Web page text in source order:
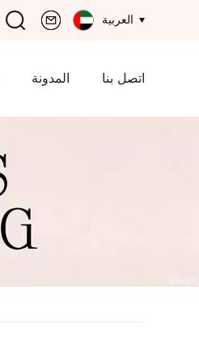
العربية
المدونة اتصل بنا